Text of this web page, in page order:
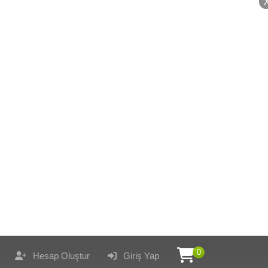
0
Giriş Yap
Hesap Oluştur